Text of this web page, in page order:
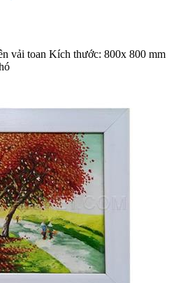
vải toan Kích thước: 800x 800 mm